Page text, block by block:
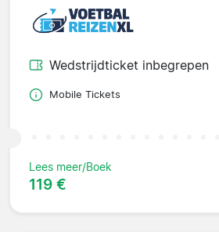
Wedstrijdticket inbegrepen
Mobile Tickets
Lees meer/Boek
119 €